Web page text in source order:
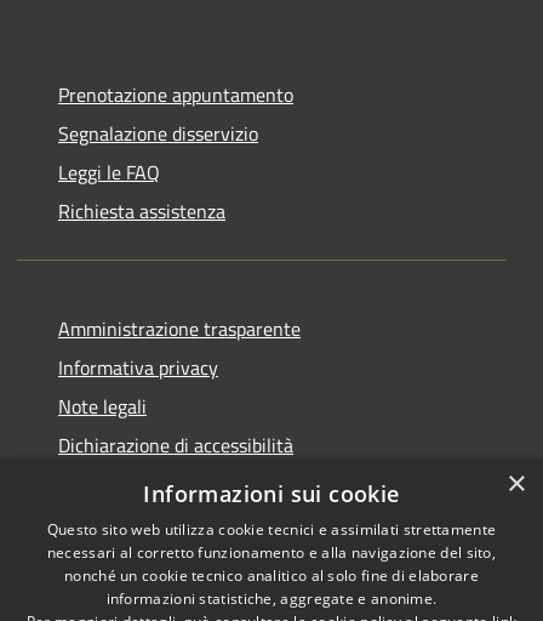
Prenotazione appuntamento
Segnalazione disservizio
Leggi le FAQ
Richiesta assistenza
Amministrazione trasparente
Informativa privacy
Note legali
Dichiarazione di accessibilità
Piano di miglioramento del sito
Copyright © 2026 • Comune di
×
Informazioni sui cookie
Questo sito web utilizza cookie tecnici e assimilati strettamente
necessari al corretto funzionamento e alla navigazione del sito,
nonché un cookie tecnico analitico al solo fine di elaborare
informazioni statistiche, aggregate e anonime.